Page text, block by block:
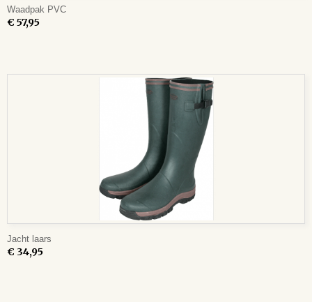
Waadpak PVC
€ 57,95
Jacht laars
€ 34,95